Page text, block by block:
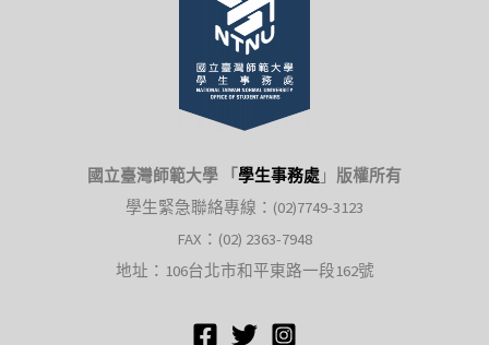
國立臺灣師範大學 「 學生事務處 」 版權所有
學生緊急聯絡專線：(02)7749-3123
FAX：(02) 2363-7948
地址：106台北市和平東路一段162號